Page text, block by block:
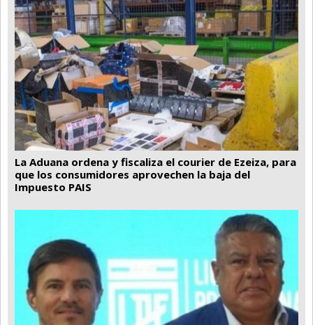
La Aduana ordena y fiscaliza el courier de Ezeiza, para
que los consumidores aprovechen la baja del
Impuesto PAIS